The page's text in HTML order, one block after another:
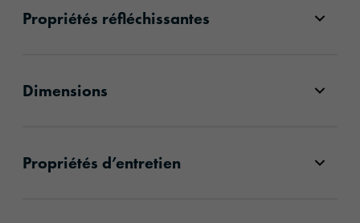
Propriétés réfléchissantes
Dimensions
Propriétés d’entretien